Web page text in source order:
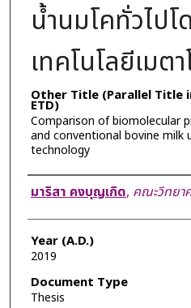
น้ำนมโคทั่วไปโ
เทคโนโลยีเมต
Other Title (Parallel Title
ETD)
Comparison of biomolecular
and conventional bovine milk
technology
Author
มาริสา คงบุญเกิด, คณะวิทยา
Year (A.D.)
2019
Document Type
Thesis